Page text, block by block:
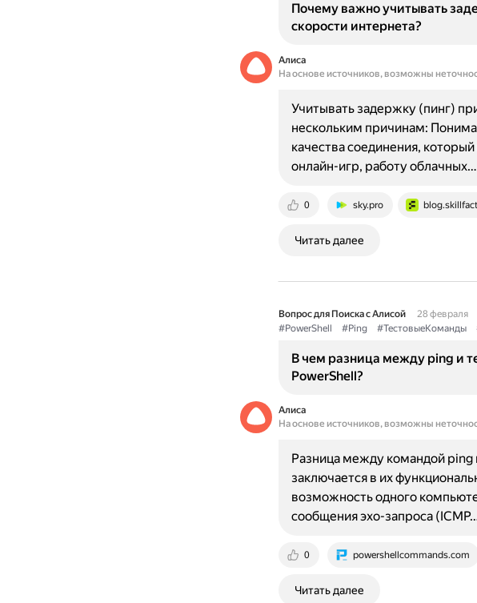
Почему важно учитывать
скорости интернета?
Алиса
На основе источников, возможны
0 sky.pro
Учитывать задержку (пинг)
нескольким причинам:
качества соединения,
онлайн-игр, работу облачных…
Читать далее
Вопрос для Поиска с Алисой
28 февраля
#PowerShell
#Ping #ТестовыеКоманды
В чем разница между ping и
PowerShell?
Алиса
На основе источников, возможны
0 powershellcommands.com
Разница между командой ping
заключается в их
возможность одного
сообщения эхо-запроса
Читать далее